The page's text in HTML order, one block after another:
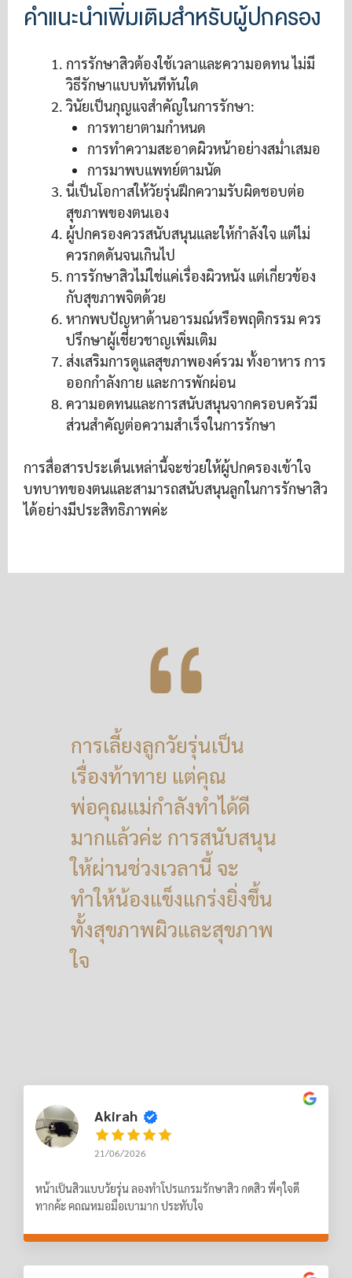
คำแนะนำเพิ่มเติมสำหรับผู้ปกครอง
การรักษาสิวต้องใช้เวลาและความอดทน ไม่มี
วิธีรักษาแบบทันทีทันใด
วินัยเป็นกุญแจสำคัญในการรักษา:
การทายาตามกำหนด
การทำความสะอาดผิวหน้าอย่างสม่ำเสมอ
การมาพบแพทย์ตามนัด
นี่เป็นโอกาสให้วัยรุ่นฝึกความรับผิดชอบต่อ
สุขภาพของตนเอง
ผู้ปกครองควรสนับสนุนและให้กำลังใจ แต่ไม่
ควรกดดันจนเกินไป
การรักษาสิวไม่ใช่แค่เรื่องผิวหนัง แต่เกี่ยวข้อง
กับสุขภาพจิตด้วย
หากพบปัญหาด้านอารมณ์หรือพฤติกรรม ควร
ปรึกษาผู้เชี่ยวชาญเพิ่มเติม
ส่งเสริมการดูแลสุขภาพองค์รวม ทั้งอาหาร การ
ออกกำลังกาย และการพักผ่อน
ความอดทนและการสนับสนุนจากครอบครัวมี
ส่วนสำคัญต่อความสำเร็จในการรักษา
การสื่อสารประเด็นเหล่านี้จะช่วยให้ผู้ปกครองเข้าใจ
บทบาทของตนและสามารถสนับสนุนลูกในการรักษาสิว
ได้อย่างมีประสิทธิภาพค่ะ
การเลี้ยงลูกวัยรุ่นเป็น
เรื่องท้าทาย แต่คุณ
พ่อคุณแม่กำลังทำได้ดี
มากแล้วค่ะ การสนับสนุน
ให้ผ่านช่วงเวลานี้ จะ
ทำให้น้องแข็งแกร่งยิ่งขึ้น
ทั้งสุขภาพผิวและสุขภาพ
ใจ
Akirah
21/06/2026
หน้าเป็นสิวแบบวัยรุ่น ลองทำโปรแกรมรักษาสิว กดสิว พี่ๆใจดี
ทากค้ะ คถณหมอมือเบามาก ประทับใจ